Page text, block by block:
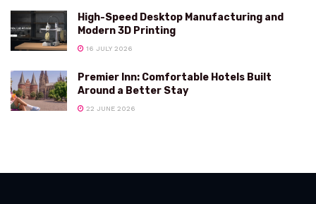
High-Speed Desktop Manufacturing and
Modern 3D Printing
16 JULY 2026
Premier Inn: Comfortable Hotels Built
Around a Better Stay
22 JUNE 2026